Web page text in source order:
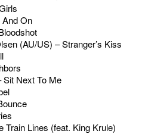
On
(AU/US) – Stranger’s Kiss
Sit Next To Me
Train Lines (feat. King Krule)